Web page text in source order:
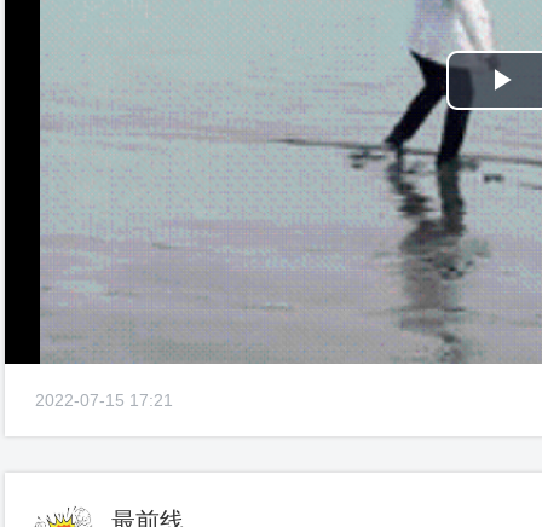
2022-07-15 17:21
最前线